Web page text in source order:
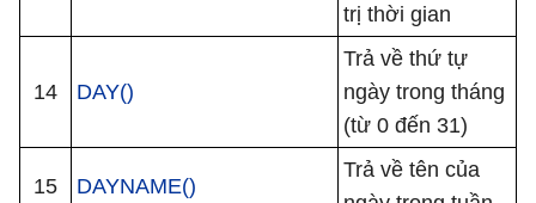
trị thời gian
14 DAY()
Trả về thứ tự
ngày trong tháng
(từ 0 đến 31)
15 DAYNAME()
Trả về tên của